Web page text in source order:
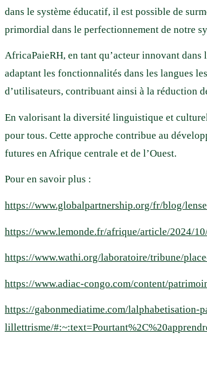
dans le système éducatif, il est possible de
primordial dans le perfectionnement de notre
AfricaPaieRH, en tant qu’acteur innovant
adaptant les fonctionnalités dans les langues
d’utilisateurs, contribuant ainsi à la réduction
En valorisant la diversité linguistique et
pour tous. Cette approche contribue au
futures en Afrique centrale et de l’Ouest.
Pour en savoir plus :
https://www.globalpartnership.org/fr/blog/
https://www.lemonde.fr/afrique/article/2024/
https://www.wathi.org/laboratoire/tribune/
https://www.adiac-congo.com/content/
https://gabonmediatime.com/
lillettrisme/